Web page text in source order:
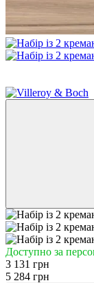
Доступно за
3 131 грн
5 284 грн